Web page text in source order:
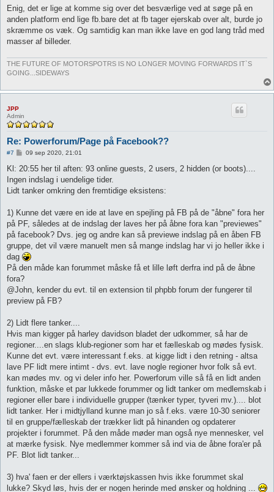
l
æ
g
Enig, det er lige at komme sig over det besværlige ved at søge på en
anden platform end lige fb.bare det at fb tager ejerskab over alt, burde jo
skræmme os væk. Og samtidig kan man ikke lave en god lang tråd med
masser af billeder.
THE FUTURE OF MOTORSPOTRS IS NO LONGER MOVING FORWARDS IT`S
GOING...SIDEWAYS
JPP
Admin
Re: Powerforum/Page på Facebook??
#7
d
æ
g
09 sep 2020, 21:01
Kl: 20:55 her til aften: 93 online guests, 2 users, 2 hidden (or boots)....
Ingen indslag i uendelige tider.
Lidt tanker omkring den fremtidige eksistens:
1) Kunne det være en ide at lave en spejling på FB på de "åbne" fora her
på PF, således at de indslag der laves her på åbne fora kan "previewes"
på facebook? Dvs. jeg og andre kan så previewe indslag på en åben FB
gruppe, det vil være manuelt men så mange indslag har vi jo heller ikke i
dag
På den måde kan forummet måske få et lille løft derfra ind på de åbne
fora?
@John, kender du evt. til en extension til phpbb forum der fungerer til
preview på FB?
2) Lidt flere tanker....
Hvis man kigger på harley davidson bladet der udkommer, så har de
regioner....en slags klub-regioner som har et fælleskab og mødes fysisk.
Kunne det evt. være interessant f.eks. at kigge lidt i den retning - altsa
lave PF lidt mere intimt - dvs. evt. lave nogle regioner hvor folk så evt.
kan mødes mv. og vi deler info her. Powerforum ville så få en lidt anden
funktion, måske et par lukkede forummer og lidt tanker om medlemskab i
regioner eller bare i individuelle grupper (tænker typer, tyveri mv.).... blot
lidt tanker. Her i midtjylland kunne man jo så f.eks. være 10-30 seniorer
til en gruppe/fælleskab der trækker lidt på hinanden og opdaterer
projekter i forummet. På den måde møder man også nye mennesker, vel
at mærke fysisk. Nye medlemmer kommer så ind via de åbne fora'er på
PF. Blot lidt tanker...
3) hva' faen er der ellers i værktøjskassen hvis ikke forummet skal
lukke? Skyd løs, hvis der er nogen herinde med ønsker og holdning ...